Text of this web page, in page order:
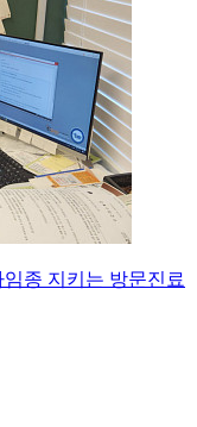
종 지키는 방문진료